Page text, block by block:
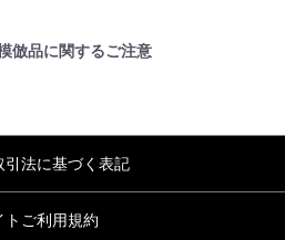
倣品に関するご注意
引法に基づく表記
トご利用規約